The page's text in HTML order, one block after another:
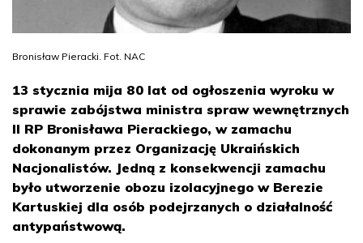
Bronisław Pieracki. Fot. NAC
13 stycznia mija 80 lat od ogłoszenia wyroku w
sprawie zabójstwa ministra spraw wewnętrznych
II RP Bronisława Pierackiego, w zamachu
dokonanym przez Organizację Ukraińskich
Nacjonalistów. Jedną z konsekwencji zamachu
było utworzenie obozu izolacyjnego w Berezie
Kartuskiej dla osób podejrzanych o działalność
antypaństwową.